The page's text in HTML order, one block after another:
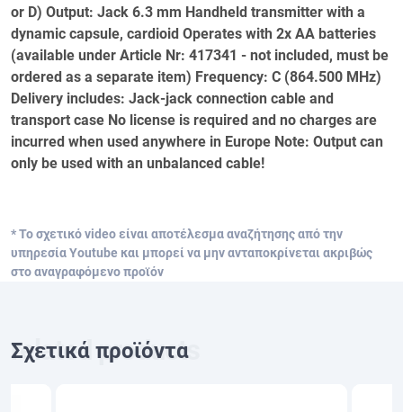
or D) Output: Jack 6.3 mm Handheld transmitter with a
dynamic capsule, cardioid Operates with 2x AA batteries
(available under Article Nr: 417341 - not included, must be
ordered as a separate item) Frequency: C (864.500 MHz)
Delivery includes: Jack-jack connection cable and
transport case No license is required and no charges are
incurred when used anywhere in Europe Note: Output can
only be used with an unbalanced cable!
* Το σχετικό video είναι αποτέλεσμα αναζήτησης από την
υπηρεσία Youtube και μπορεί να μην ανταποκρίνεται ακριβώς
στο αναγραφόμενο προϊόν
Σχετικά προϊόντα